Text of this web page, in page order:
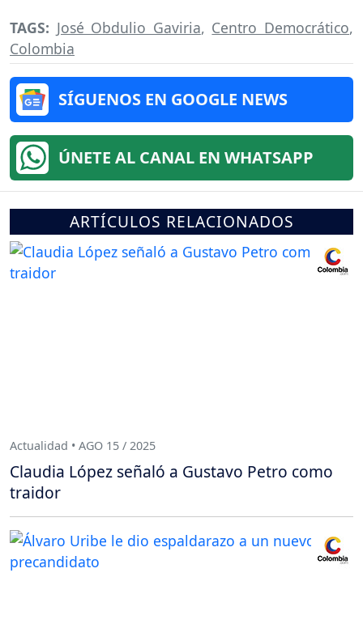
TAGS: José Obdulio Gaviria, Centro Democrático,
Colombia
SÍGUENOS EN GOOGLE NEWS
ÚNETE AL CANAL EN WHATSAPP
ARTÍCULOS RELACIONADOS
Actualidad • AGO 15 / 2025
Claudia López señaló a Gustavo Petro como
traidor